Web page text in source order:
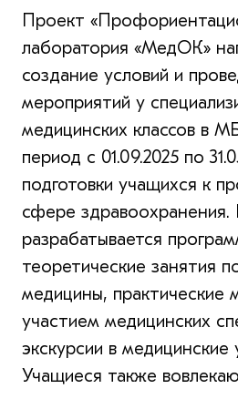
Проект
лаборатория «МедОК»
создание условий и
мероприятий у
медицинских классов
период с 01.09.2025 по
подготовки учащихся к
сфере здравоохранения.
разрабатывается
теоретические занятия
медицины, практические
участием медицинских
экскурсии в медицинские
Учащиеся также